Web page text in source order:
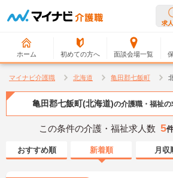
求
ホーム 初めての方へ 面談会場一覧
マイナビ介護職 北海道 亀田郡七飯町
亀田郡七飯町(北海道)の介護職・福祉
この条件の介護・福祉求人数 5
おすすめ順 新着順 月収